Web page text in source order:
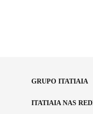
GRUPO ITATIAIA
ITATIAIA NAS